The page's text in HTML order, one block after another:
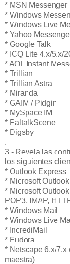
* MSN Messenger
* Windows
* Windows Live
* Yahoo
* Google Talk
* ICQ Lite 4.x/5.x/
* AOL Instant
* Trillian
* Trillian Astra
* Miranda
* GAIM / Pidgin
* MySpace IM
* PaltalkScene
* Digsby
.
3 - Revela las
los siguientes
* Outlook Express
* Microsoft
* Microsoft
POP3, IMAP,
* Windows Mail
* Windows Live
* IncrediMail
* Eudora
* Netscape 6.x/7.x
maestra)